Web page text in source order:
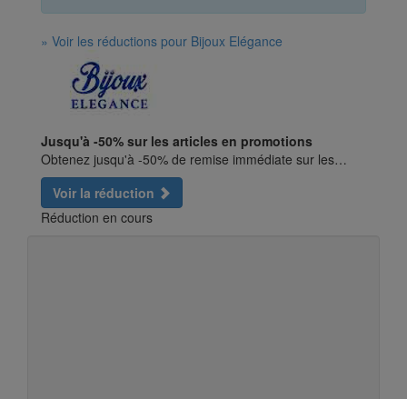
» Voir les réductions pour Bijoux Elégance
Jusqu'à -50% sur les articles en promotions
Obtenez jusqu'à -50% de remise immédiate sur les…
Voir la réduction
Réduction en cours